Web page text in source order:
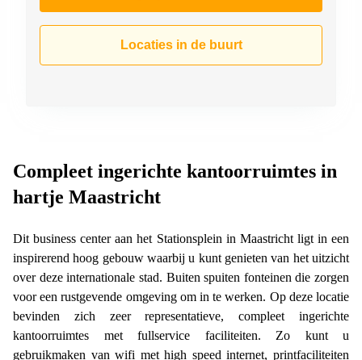
Locaties in de buurt
Compleet ingerichte kantoorruimtes in
hartje Maastricht
Dit business center aan het Stationsplein in Maastricht ligt in een
inspirerend hoog gebouw waarbij u kunt genieten van het uitzicht
over deze internationale stad. Buiten spuiten fonteinen die zorgen
voor een rustgevende omgeving om in te werken. Op deze locatie
bevinden zich zeer representatieve, compleet ingerichte
kantoorruimtes met fullservice faciliteiten. Zo kunt u
gebruikmaken van wifi met high speed internet, printfaciliteiten